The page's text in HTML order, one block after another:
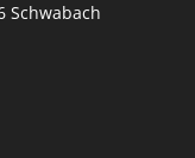
Schwabach